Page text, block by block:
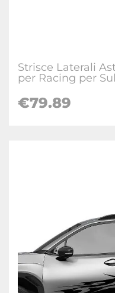
Strisce Laterali
per Racing per
€79.89